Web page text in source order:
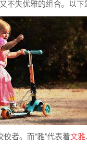
失优雅的组合。以
佼者。而“雅”代表着文雅